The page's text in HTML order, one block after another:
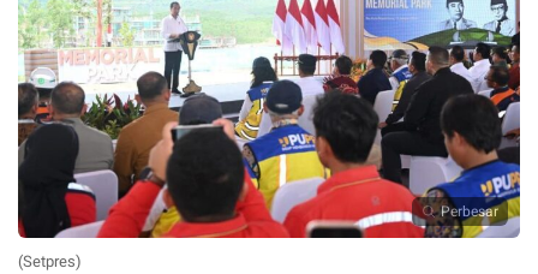
Perbesar
(Setpres)